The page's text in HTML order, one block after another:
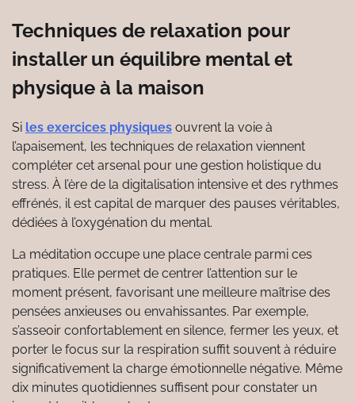
Techniques de relaxation pour
installer un équilibre mental et
physique à la maison
Si les exercices physiques ouvrent la voie à
l’apaisement, les techniques de relaxation viennent
compléter cet arsenal pour une gestion holistique du
stress. À l’ère de la digitalisation intensive et des rythmes
effrénés, il est capital de marquer des pauses véritables,
dédiées à l’oxygénation du mental.
La méditation occupe une place centrale parmi ces
pratiques. Elle permet de centrer l’attention sur le
moment présent, favorisant une meilleure maîtrise des
pensées anxieuses ou envahissantes. Par exemple,
s’asseoir confortablement en silence, fermer les yeux, et
porter le focus sur la respiration suffit souvent à réduire
significativement la charge émotionnelle négative. Même
dix minutes quotidiennes suffisent pour constater un